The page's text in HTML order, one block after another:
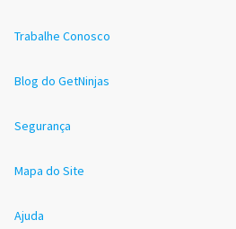
Trabalhe Conosco
Blog do GetNinjas
Segurança
Mapa do Site
Ajuda